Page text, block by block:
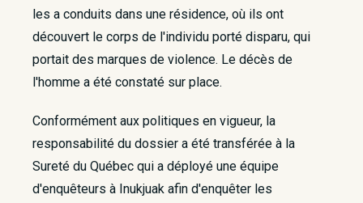
les a conduits dans une résidence, où ils ont
découvert le corps de l'individu porté disparu, qui
portait des marques de violence. Le décès de
l'homme a été constaté sur place.
Conformément aux politiques en vigueur, la
responsabilité du dossier a été transférée à la
Sureté du Québec qui a déployé une équipe
d'enquêteurs à Inukjuak afin d'enquêter les